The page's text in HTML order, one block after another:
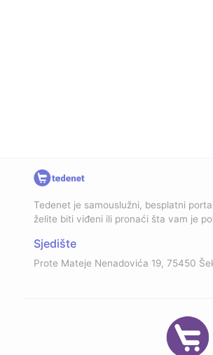
Tedenet je samouslužni, besplatni
želite biti viđeni ili pronaći šta vam je
Sjedište
Prote Mateje Nenadovića 19, 75450